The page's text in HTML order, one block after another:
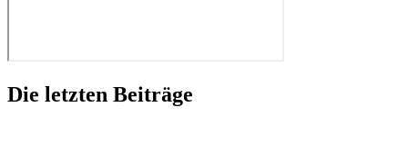
Die letzten Beiträge